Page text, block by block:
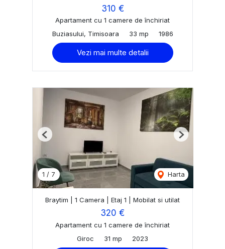
310 €
Apartament cu 1 camere de închiriat
Buziasului, Timisoara
33 mp 1986
Vezi mai multe detalii
1 / 7 Harta
Previous Next
Braytim | 1 Camera | Etaj 1 | Mobilat si utilat
320 €
Apartament cu 1 camere de închiriat
Giroc
31 mp 2023